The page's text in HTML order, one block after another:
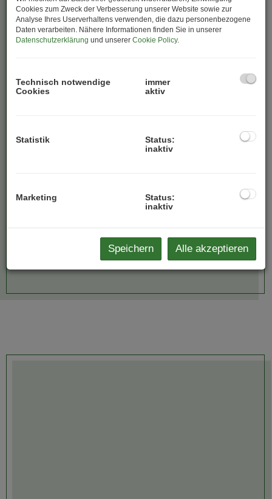
MEHR ANZEIGEN
Cookies zum Zweck der Verbesserung unserer Website sowie zur
Analyse Ihres Userverhaltens verwenden, die dazu personenbezogene
Daten verarbeiten. Nähere Informationen finden Sie in unserer
Datenschutzerklärung und unserer Cookie Policy.
Technisch notwendige
Cookies
immer
aktiv
Statistik
Status:
inaktiv
Marketing
Status:
inaktiv
Speichern Alle akzeptieren